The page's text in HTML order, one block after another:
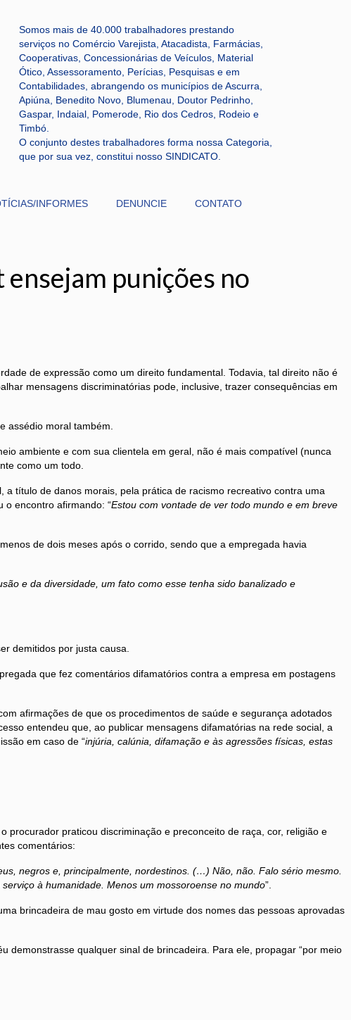
Somos mais de 40.000 trabalhadores prestando
serviços no Comércio Varejista, Atacadista, Farmácias,
Cooperativas, Concessionárias de Veículos, Material
Ótico, Assessoramento, Perícias, Pesquisas e em
Contabilidades, abrangendo os municípios de Ascurra,
Apiúna, Benedito Novo, Blumenau, Doutor Pedrinho,
Gaspar, Indaial, Pomerode, Rio dos Cedros, Rodeio e
Timbó.
O conjunto destes trabalhadores forma nossa Categoria,
que por sua vez, constitui nosso SINDICATO.
INFORMES DENUNCIE CONTATO
punições no
de expressão como um direito fundamental. Todavia, tal direito não é
mensagens discriminatórias pode, inclusive, trazer consequências em
assédio moral também.
ambiente e com sua clientela em geral, não é mais compatível (nunca
como um todo.
título de danos morais, pela prática de racismo recreativo contra uma
o encontro afirmando: “Estou com vontade de ver todo mundo e em breve
de dois meses após o corrido, sendo que a empregada havia
e da diversidade, um fato como esse tenha sido banalizado e
demitidos por justa causa.
que fez comentários difamatórios contra a empresa em postagens
afirmações de que os procedimentos de saúde e segurança adotados
entendeu que, ao publicar mensagens difamatórias na rede social, a
em caso de “injúria, calúnia, difamação e às agressões físicas, estas
procurador praticou discriminação e preconceito de raça, cor, religião e
comentários:
negros e, principalmente, nordestinos. (…) Não, não. Falo sério mesmo.
à humanidade. Menos um mossoroense no mundo”.
brincadeira de mau gosto em virtude dos nomes das pessoas aprovadas
demonstrasse qualquer sinal de brincadeira. Para ele, propagar “por meio